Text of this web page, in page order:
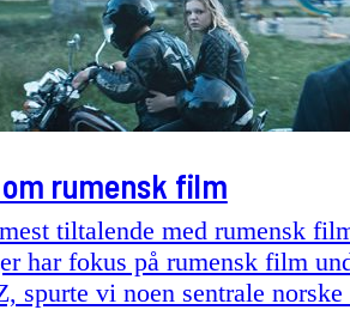
rumensk film
tiltalende med rumensk
har fokus på rumensk film
spurte vi noen sentrale